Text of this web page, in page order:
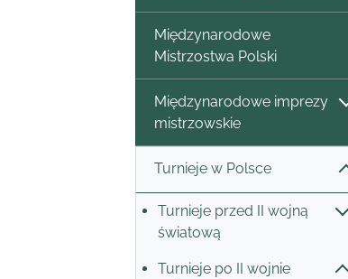
Międzynarodowe
Mistrzostwa Polski
Międzynarodowe imprezy
mistrzowskie
Turnieje w Polsce
Turnieje przed II wojną
światową
Turnieje po II wojnie